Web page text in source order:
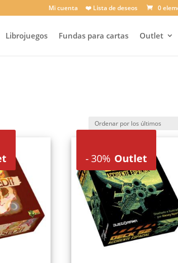
Mi cuenta ❤️ Lista de deseos 0
Librojuegos Fundas para cartas Outlet
- 30% Outlet